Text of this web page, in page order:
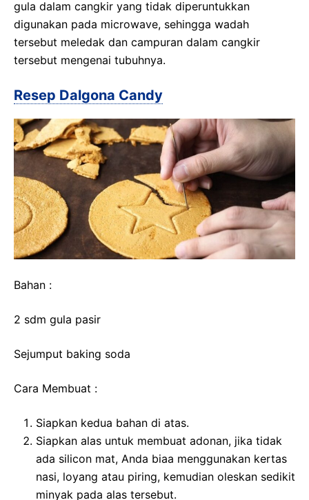
gula dalam cangkir yang tidak diperuntukkan
digunakan pada microwave, sehingga wadah
tersebut meledak dan campuran dalam cangkir
tersebut mengenai tubuhnya.
Resep Dalgona Candy
Bahan :
2 sdm gula pasir
Sejumput baking soda
Cara Membuat :
Siapkan kedua bahan di atas.
Siapkan alas untuk membuat adonan, jika tidak
ada silicon mat, Anda biaa menggunakan kertas
nasi, loyang atau piring, kemudian oleskan sedikit
minyak pada alas tersebut.